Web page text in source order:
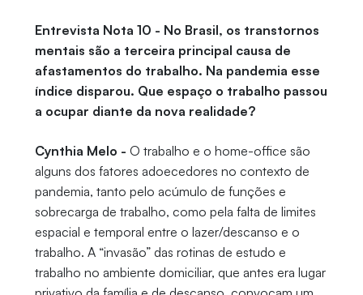
Entrevista Nota 10 - No Brasil, os transtornos
mentais são a terceira principal causa de
afastamentos do trabalho. Na pandemia esse
índice disparou. Que espaço o trabalho passou
a ocupar diante da nova realidade?
Cynthia Melo - O trabalho e o home-office são
alguns dos fatores adoecedores no contexto de
pandemia, tanto pelo acúmulo de funções e
sobrecarga de trabalho, como pela falta de limites
espacial e temporal entre o lazer/descanso e o
trabalho. A “invasão” das rotinas de estudo e
trabalho no ambiente domiciliar, que antes era lugar